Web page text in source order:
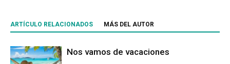
ARTÍCULO RELACIONADOS MÁS DEL AUTOR
Nos vamos de vacaciones